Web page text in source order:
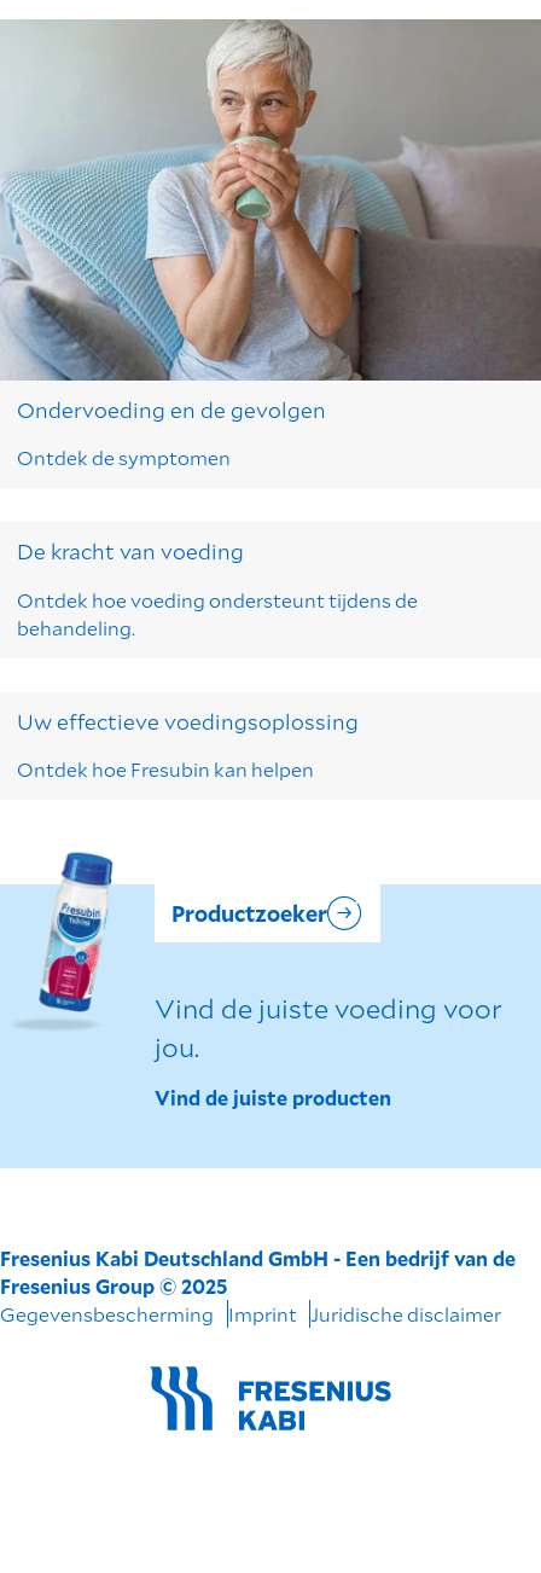
Ondervoeding en de gevolgen
Ontdek de symptomen
De kracht van voeding
Ontdek hoe voeding ondersteunt tijdens de
behandeling.
Uw effectieve voedingsoplossing
Ontdek hoe Fresubin kan helpen
Vind de juiste voeding voor
jou.
Vind de juiste producten
Productzoeker
Fresenius Kabi Deutschland GmbH - Een bedrijf van de
Fresenius Group © 2025
Gegevensbescherming
Imprint Juridische disclaimer